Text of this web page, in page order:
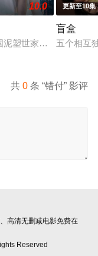
国准备银行”发行的伪
10.0
泥塑世家楚门因进贡的
更新至10集
盲盒
五个相互
共0 条 “错付” 影评
高清无删减电影免费在
Reserved